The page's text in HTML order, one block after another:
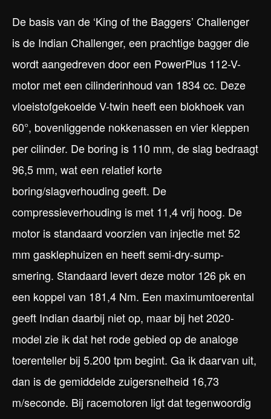
De basis van de ‘King of the Baggers’ Challenger
is de Indian Challenger, een prachtige bagger die
wordt aangedreven door een PowerPlus 112-V-
motor met een cilinderinhoud van 1834 cc. Deze
vloeistofgekoelde V-twin heeft een blokhoek van
60°, bovenliggende nokkenassen en vier kleppen
per cilinder. De boring is 110 mm, de slag bedraagt
96,5 mm, wat een relatief korte
boring/slagverhouding geeft. De
compressieverhouding is met 11,4 vrij hoog. De
motor is standaard voorzien van injectie met 52
mm gasklephuizen en heeft semi-dry-sump-
smering. Standaard levert deze motor 126 pk en
een koppel van 181,4 Nm. Een maximumtoerental
geeft Indian daarbij niet op, maar bij het 2020-
model zie ik dat het rode gebied op de analoge
toerenteller bij 5.200 tpm begint. Ga ik daarvan uit,
dan is de gemiddelde zuigersnelheid 16,73
m/seconde. Bij racemotoren ligt dat tegenwoordig